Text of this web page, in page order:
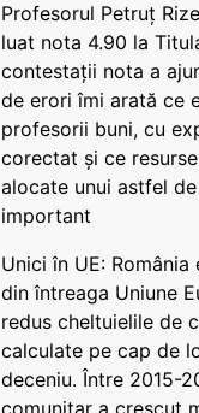
Profesorul Petruț
luat nota 4.90 la
contestații nota a
de erori îmi arată ce
profesorii buni, cu
corectat și ce
alocate unui astfel
important
Unici în UE:
din întreaga Uniune
redus cheltuielile de
calculate pe cap de
deceniu. Între 2015-
comunitar a crescut